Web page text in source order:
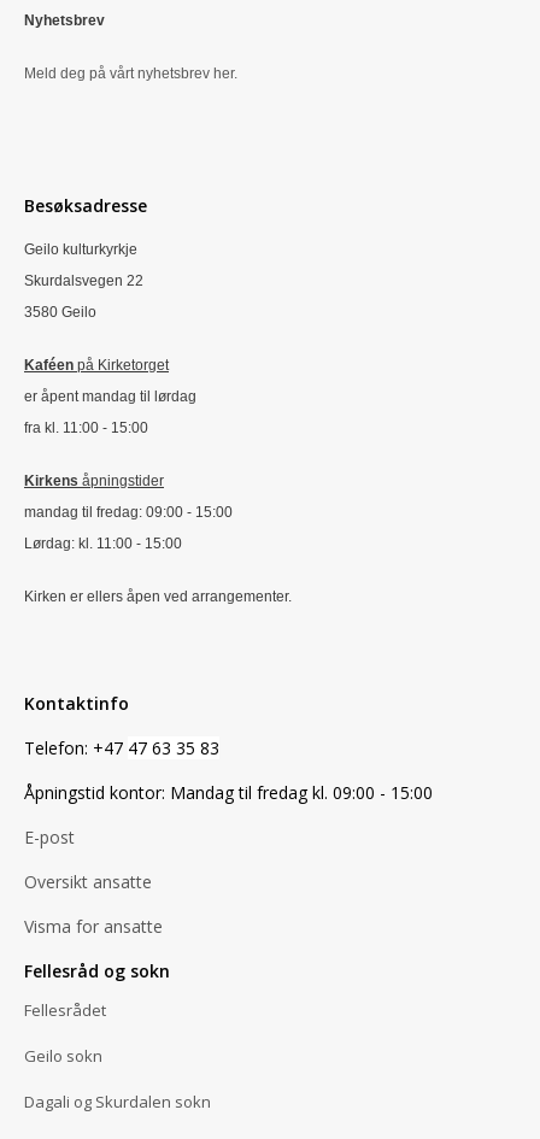
Nyhetsbrev
Meld deg på vårt nyhetsbrev her.
Besøksadresse
Geilo kulturkyrkje
Skurdalsvegen 22
3580 Geilo
Kaféen på Kirketorget
er åpent mandag til lørdag
fra kl. 11:00 - 15:00
Kirkens åpningstider
mandag til fredag: 09:00 - 15:00
Lørdag: kl. 11:00 - 15:00
Kirken er ellers åpen ved arrangementer.
Kontaktinfo
Telefon: +47 47 63 35 83
Åpningstid kontor: Mandag til fredag kl. 09:00 - 15:00
E-post
Oversikt ansatte
Visma for ansatte
Fellesråd og sokn
Fellesrådet
Geilo sokn
Dagali og Skurdalen sokn